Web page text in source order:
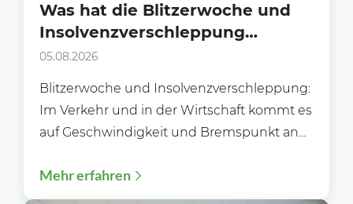
Was hat die Blitzerwoche und
Insolvenzverschleppung
gemeinsam?
05.08.2026
Blitzerwoche und Insolvenzverschleppung:
Im Verkehr und in der Wirtschaft kommt es
auf Geschwindigkeit und Bremspunkt an
Mehr erfahren